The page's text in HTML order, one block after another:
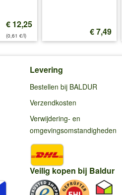
€ 12,25
(0,61 €/l) € 7,49
Levering
Bestellen bij BALDUR
Verzendkosten
Verwijdering- en
omgevingsomstandigheden
Veilig kopen bij Baldur